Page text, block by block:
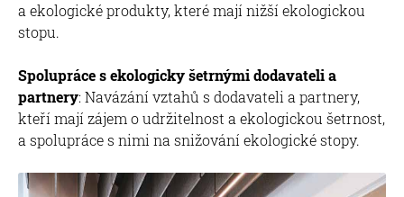
a ekologické produkty, které mají nižší ekologickou
stopu.
Spolupráce s ekologicky šetrnými dodavateli a
partnery: Navázání vztahů s dodavateli a partnery,
kteří mají zájem o udržitelnost a ekologickou šetrnost,
a spolupráce s nimi na snižování ekologické stopy.